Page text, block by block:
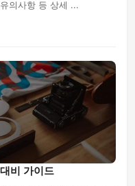
의사항 등 상세 ...
비 가이드